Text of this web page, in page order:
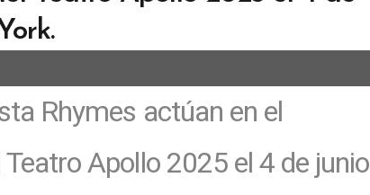
Rhymes actúan en el
Apollo 2025 el 4 de junio